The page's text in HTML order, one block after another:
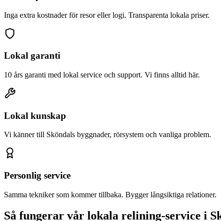
Inga extra kostnader för resor eller logi. Transparenta lokala priser.
Lokal garanti
10 års garanti med lokal service och support. Vi finns alltid här.
Lokal kunskap
Vi känner till Sköndals byggnader, rörsystem och vanliga problem.
Personlig service
Samma tekniker som kommer tillbaka. Bygger långsiktiga relationer.
Så fungerar vår lokala relining-service i